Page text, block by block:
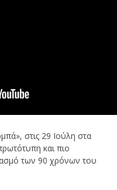
στις 29 Ιούλη στα
και πιο
των 90 χρόνων του